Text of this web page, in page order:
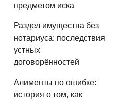
предметом иска
Раздел имущества без
нотариуса: последствия
устных
договорённостей
Алименты по ошибке:
история о том, как